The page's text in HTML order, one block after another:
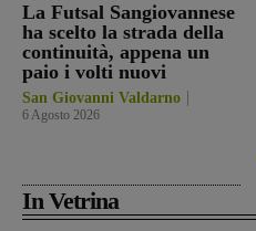
La Futsal Sangiovannese
ha scelto la strada della
continuità, appena un
paio i volti nuovi
San Giovanni Valdarno
6 Agosto 2026
In Vetrina